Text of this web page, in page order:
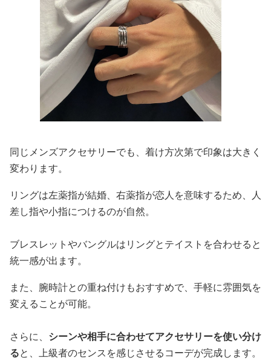
同じメンズアクセサリーでも、着け方次第で印象は大きく
変わります。
リングは左薬指が結婚、右薬指が恋人を意味するため、人
差し指や小指につけるのが自然。
ブレスレットやバングルはリングとテイストを合わせると
統一感が出ます。
また、腕時計との重ね付けもおすすめで、手軽に雰囲気を
変えることが可能。
さらに、 シーンや相手に合わせてアクセサリーを使い分け
ると、上級者のセンスを感じさせるコーデが完成します。